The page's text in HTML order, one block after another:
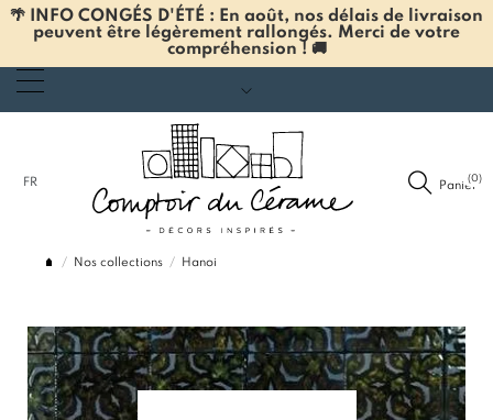
🌴 INFO CONGÉS D'ÉTÉ : En août, nos délais de livraison
peuvent être légèrement rallongés. Merci de votre
compréhension ! 🚚
FR Panier
(0)
Nos collections Hanoi